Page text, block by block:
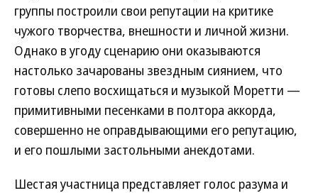
группы построили свои репутации на критике
чужого творчества, внешности и личной жизни.
Однако в угоду сценарию они оказываются
настолько зачарованы звездным сиянием, что
готовы слепо восхищаться и музыкой Моретти —
примитивными песенками в полтора аккорда,
совершенно не оправдывающими его репутацию,
и его пошлыми застольными анекдотами.
Шестая участница представляет голос разума и